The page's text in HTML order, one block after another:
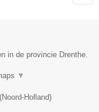
in de provincie Drenthe.
▼
(Noord-Holland)